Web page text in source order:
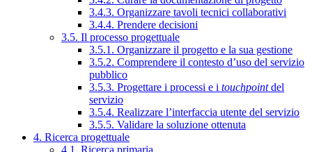
3.4.3. Organizzare tavoli tecnici collaborativi
3.4.4. Prendere decisioni
3.5. Il processo progettuale
3.5.1. Organizzare il progetto e la sua gestione
3.5.2. Comprendere il contesto d’uso del servizio
pubblico
3.5.3. Progettare i processi e i touchpointdel
servizio
3.5.4. Realizzare l’interfaccia utente del servizio
3.5.5. Validare la soluzione ottenuta
4. Ricerca progettuale
4.1. Ricerca primaria